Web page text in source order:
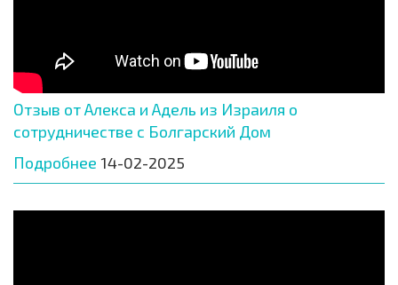
Отзыв от Алекса и Адель из Израиля о
сотрудничестве с Болгарский Дом
Подробнее 14-02-2025